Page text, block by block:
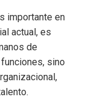
importante en
actual, es
de
sino